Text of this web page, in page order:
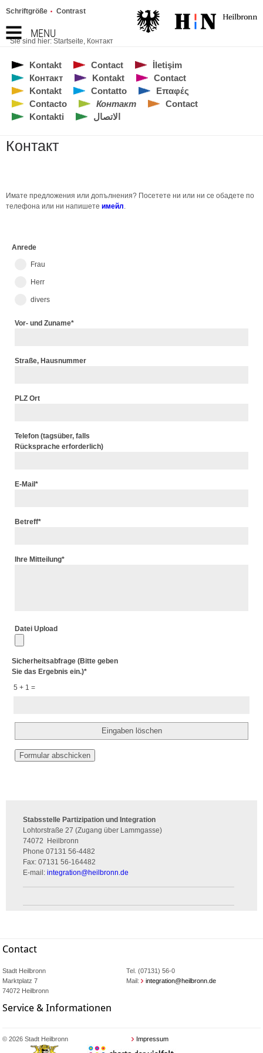
MENU
Schriftgröße Contrast
Sie sind hier: Startseite, Контакт
Kontakt Contact
İletişim
Контакт
Kontakt
Contact
Kontakt
Contatto
Επαφές
Contacto
Контакт
Contact
Kontakti
الاتصال
Контакт
Имате предложения или допълнения? Посетете ни или ни се обадете по
телефона или ни напишете имейл
Anrede
Frau
Herr
divers
Vor- und Zuname*
Straße, Hausnummer
PLZ Ort
Telefon (tagsüber, falls
Rücksprache erforderlich)
E-Mail*
Betreff*
Ihre Mitteilung*
Datei Upload
Sicherheitsabfrage (Bitte geben
Sie das Ergebnis ein.)*
5 + 1 =
Stabsstelle Partizipation und Integration
Lohtorstraße 27 (Zugang über Lammgasse)
74072
Heilbronn
Phone 07131 56-4482
Fax: 07131 56-164482
E-mail: integration@heilbronn.de
Contact
Stadt Heilbronn
Marktplatz 7
74072 Heilbronn
Tel. (07131) 56-0
Mail:
integration@heilbronn.de
Service & Informationen
© 2026 Stadt Heilbronn Impressum